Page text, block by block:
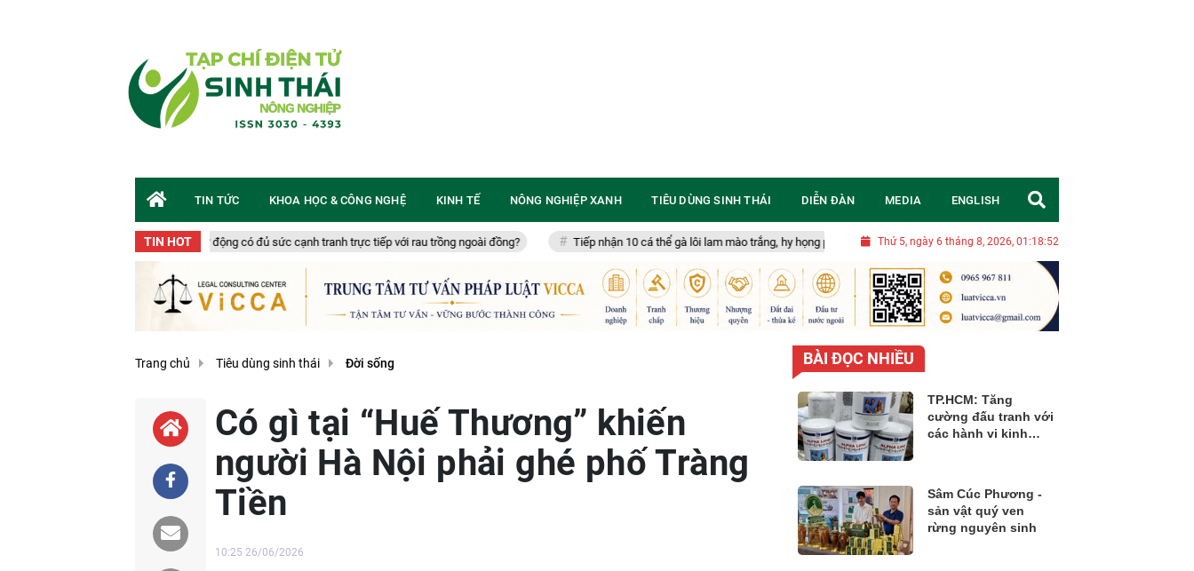
TIN HOT
Rau từ nhà kính tự động có đủ sức cạnh tranh trực tiếp với rau trồng ngoài đồng? Tiếp nhận 10 cá thể gà lôi lam mào trắng, hy họng phục hồi loài chim đặc hữu quý hiếm của Việt Nam Cà phê Geisha: Từ câu chuyện
Thứ 5, ngày 6 tháng 8, 2026, 01:18:54
TIN TỨC KHOA HỌC & CÔNG NGHỆ KINH TẾ NÔNG NGHIỆP XANH TIÊU DÙNG SINH THÁI DIỄN ĐÀN MEDIA ENGLISH
Trang chủ Tiêu dùng sinh thái Đời sống
Có gì tại “Huế Thương” khiến
người Hà Nội phải ghé phố Tràng
Tiền
10:25 26/06/2026
BÀI ĐỌC NHIỀU
TP.HCM: Tăng
cường đấu tranh với
các hành vi kinh
Sâm Cúc Phương -
sản vật quý ven
rừng nguyên sinh